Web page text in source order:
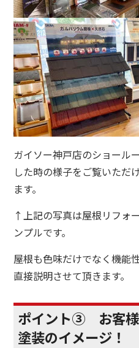
ガイソー神戸店のショール
した時の様子をご覧いただ
ます。
↑上記の写真は屋根リフォ
ンプルです。
屋根も色味だけでなく機能
直接説明させて頂きます。
ポイント③ お客様
塗装のイメージ！